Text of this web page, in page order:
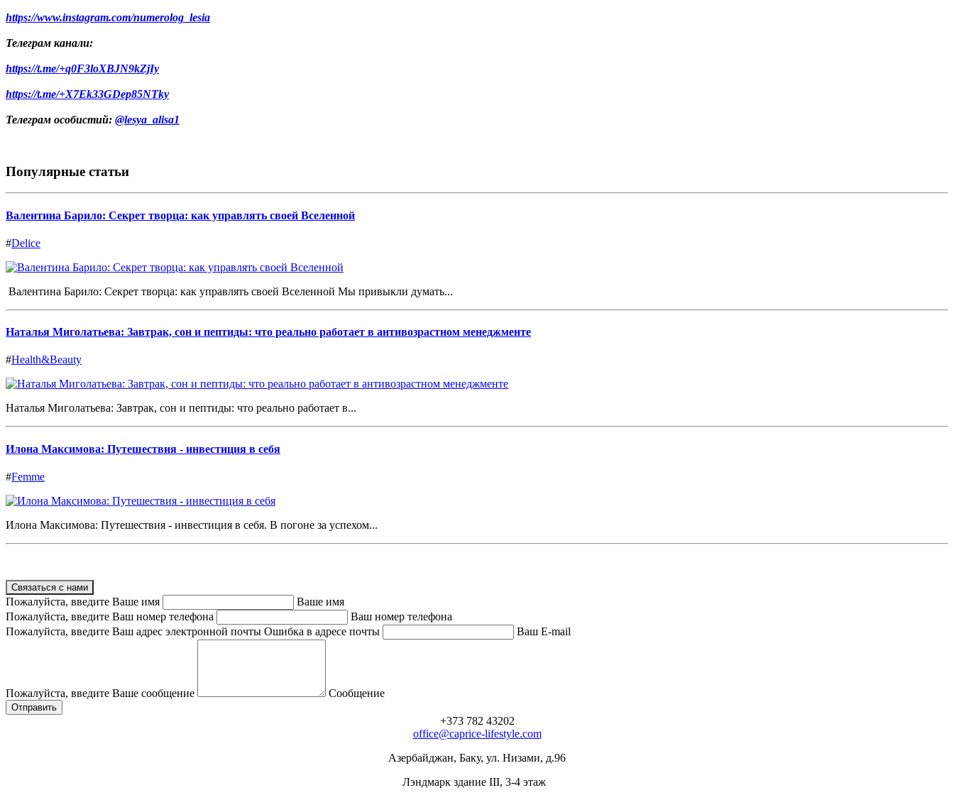
https://www.instagram.com/numerolog_lesia
Телеграм канали:
https://t.me/+q0F3loXBJN9kZjIy
https://t.me/+X7Ek33GDep85NTky
Телеграм особистий: @lesya_alisa1
Популярные статьи
Валентина Барило: Секрет творца: как управлять своей Вселенной
#Delice
Валентина Барило: Секрет творца: как управлять своей Вселенной Мы привыкли думать...
Наталья Миголатьева: Завтрак, сон и пептиды: что реально работает в антивозрастном менеджменте
#Health&Beauty
Наталья Миголатьева: Завтрак, сон и пептиды: что реально работает в...
Илона Максимова: Путешествия - инвестиция в себя
#Femme
Илона Максимова: Путешествия - инвестиция в себя. В погоне за успехом...
Связаться с нами
Пожалуйста, введите Ваше имя
Ваше имя
Пожалуйста, введите Ваш номер телефона
Ваш номер телефона
Пожалуйста, введите Ваш адрес электронной почты Ошибка в адресе почты Ваш E-mail
Пожалуйста, введите Ваше сообщение Сообщение
+373 782 43202
office@caprice-lifestyle.com
Азербайджан, Баку, ул. Низами, д.96
Лэндмарк здание III, 3-4 этаж